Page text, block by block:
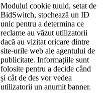
Modulul cookie tuuid, setat de
BidSwitch, stochează un ID
unic pentru a determina ce
reclame au văzut utilizatorii
dacă au vizitat oricare dintre
site-urile web ale agentului de
publicitate. Informațiile sunt
folosite pentru a decide când
și cât de des vor vedea
utilizatorii un anumit banner.